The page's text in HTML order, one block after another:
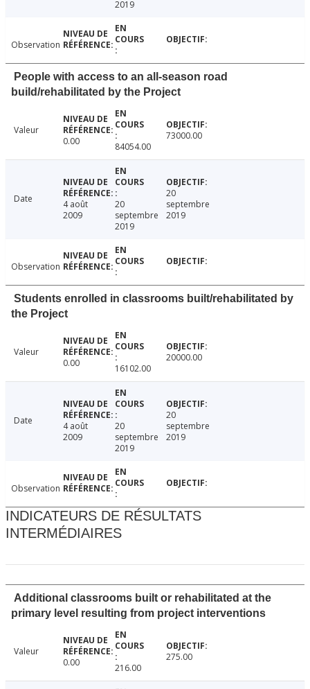
2019
Observation
People with access to an all-season road
build/rehabilitated by the Project
Valeur
0.00
84054.00
73000.00
Date
4 août
2009
20
septembre
2019
20
septembre
2019
Observation
Students enrolled in classrooms built/rehabilitated by
the Project
Valeur
0.00
16102.00
20000.00
Date
4 août
2009
20
septembre
2019
20
septembre
2019
Observation
INDICATEURS DE RÉSULTATS
INTERMÉDIAIRES
Additional classrooms built or rehabilitated at the
primary level resulting from project interventions
Valeur
0.00
216.00
275.00